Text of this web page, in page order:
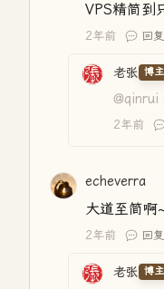
VPS精简到
2年前 回复
老张 博主
@qinrui
2年前
echeverra
大道至简啊
2年前 回复
老张 博主